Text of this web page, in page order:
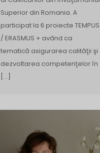
Superior din Romania. A
participat la 6 proiecte TEMPUS
/ ERASMUS + având ca
tematică asigurarea calităţii şi
dezvoltarea competenţelor în
[…]